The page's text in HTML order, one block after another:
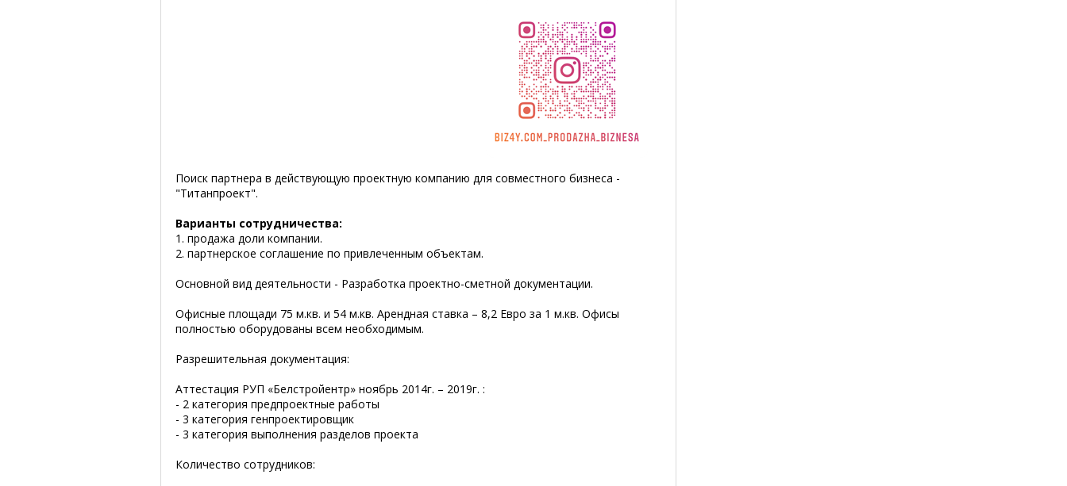
Поиск партнера в действующую проектную компанию для совместного бизнеса -
"Титанпроект".
Варианты сотрудничества:
1. продажа доли компании.
2. партнерское соглашение по привлеченным объектам.
Основной вид деятельности - Разработка проектно-сметной документации.
Офисные площади 75 м.кв. и 54 м.кв. Арендная ставка – 8,2 Евро за 1 м.кв. Офисы
полностью оборудованы всем необходимым.
Разрешительная документация:
Аттестация РУП «Белстройентр» ноябрь 2014г. – 2019г. :
- 2 категория предпроектные работы
- 3 категория генпроектировщик
- 3 категория выполнения разделов проекта
Количество сотрудников: